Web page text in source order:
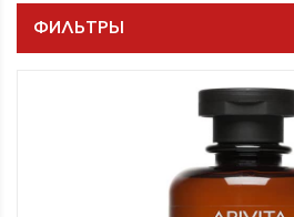
ФИЛЬТРЫ